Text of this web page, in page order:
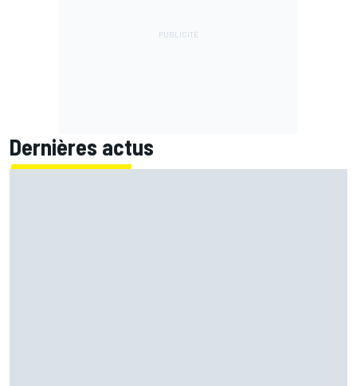
Dernières actus